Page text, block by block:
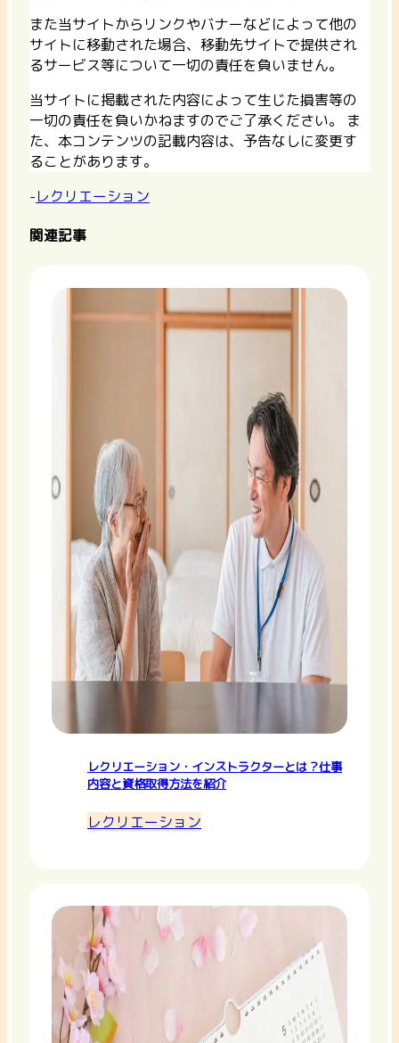
また当サイトからリンクやバナーなどによって他の
サイトに移動された場合、移動先サイトで提供され
るサービス等について一切の責任を負いません。
当サイトに掲載された内容によって生じた損害等の
一切の責任を負いかねますのでご了承ください。 ま
た、本コンテンツの記載内容は、予告なしに変更す
ることがあります。
-レクリエーション
関連記事
レクリエーション・インストラクターとは？仕事
内容と資格取得方法を紹介
レクリエーション